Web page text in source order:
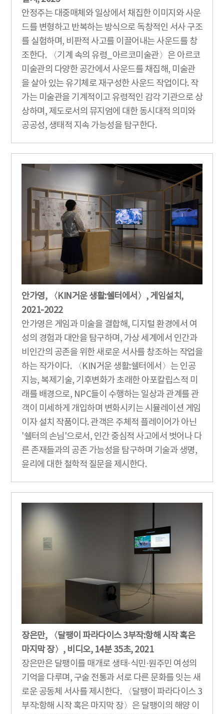
안정주는 대중매체와 일상에서 채집한 이미지와 사운
드를 변형하고 반복하는 방식으로 독창적인 서사 구조
를 실험하며, 비판적 사고를 이끌어내는 사운드를 창
조한다. 〈기계 속의 유령_아르코미술관〉은 아르코
미술관의 다양한 공간에서 사운드를 채집해, 미술관
을 살아 있는 유기체로 재구성한 사운드 작업이다. 작
가는 미술관을 기계적이고 유령적인 감각 기관으로 상
상하며, 제도로서의 뮤지엄에 대한 동시대적 의미와
공공성, 생태적 지속 가능성을 탐구한다.
안가영, 〈KIN거운 생활:쉘터에서〉, 게임설치,
2021-2022
안가영은 게임과 미술을 결합해, 디지털 환경에서 여
성의 경험과 대안을 탐구하며, 가상 세계에서 인간과
비인간의 공존을 위한 새로운 서사를 창조하는 작업을
하는 작가이다. 〈KIN거운 생활:쉘터에서〉는 인공
지능, 복제기술, 기후변화가 초래한 아포칼립스적 미
래를 배경으로, NPC들이 수행하는 일상과 관계를 관
객이 미세하게 개입하며 변화시키는 시뮬레이션 게임
이자 설치 작품이다. 관객은 주체적 플레이어가 아닌
'쉘터의 손님'으로서, 인간 중심적 사고에서 벗어나 다
른 존재들과의 공존 가능성을 탐구하며 기술과 생명,
윤리에 대한 철학적 질문을 제시한다.
장은만, 〈달팽이 파라다이스 3부작:항해 시작 혹은
마지막 장〉, 비디오, 14분 35초, 2021
장은만은 달팽이를 매개로 생태·식민·원주민 여성의
기억을 다루며, 구술 전통과 서로 다른 문화를 잇는 새
로운 공동체 서사를 제시한다. 〈달팽이 파라다이스 3
부작:항해 시작 혹은 마지막 장〉은 달팽이의 해양 이